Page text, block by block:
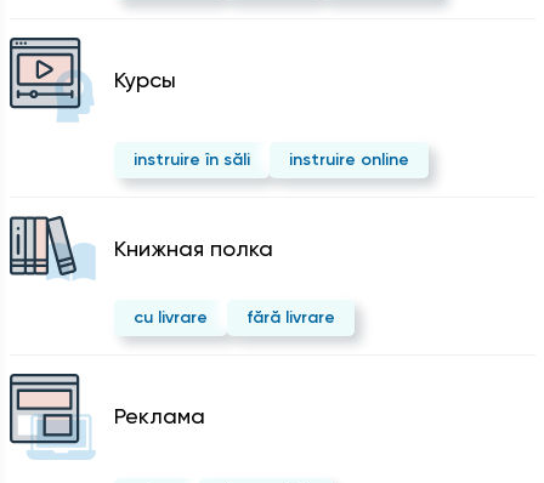
Курсы
instruire în săli instruire online
Kнижная полка
cu livrare fără livrare
Реклама